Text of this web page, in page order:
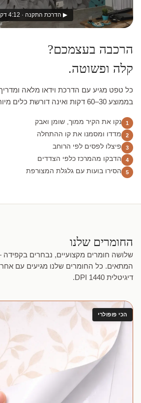
▶ הדרכת התקנה · 4:12 דקות
הרכבה בעצמכם?
קלה ופשוטה.
בממוצע 30–60 דקות ואינה דורשת כלים מיוחדים.
1 נקו את הקיר ממוך, שומן ואבק
2 מדדו ומסמנו את קו ההתחלה
3 פיצלו לפסים לפי הרוחב
4 הדבקו מהמרכז כלפי הצדדים
5 הסירו בועות עם גלגלת המצורפת
החומרים שלנו
שלושה חומרים מקצועיים, נבחרים
המתאים. כל החומרים שלנו מגיעים עם
דיגיטלית 1440 DPI.
הכי פופולרי